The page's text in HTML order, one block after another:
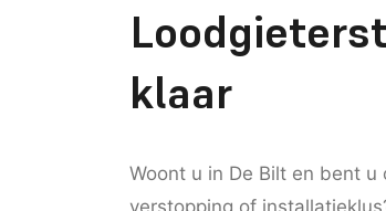
klaar
Woont u in De Bilt en bent
verstopping of